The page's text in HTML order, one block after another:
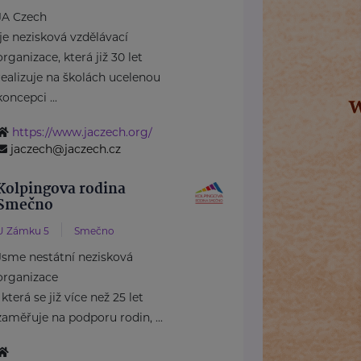
Czech
nezisková vzdělávací
která již 30 let
na školách ucelenou
...
https://www.jaczech.org/
jaczech@jaczech.cz
rodina
Zámku 5 Smečno
nestátní nezisková
která se již více než 25 let
na podporu rodin, ...